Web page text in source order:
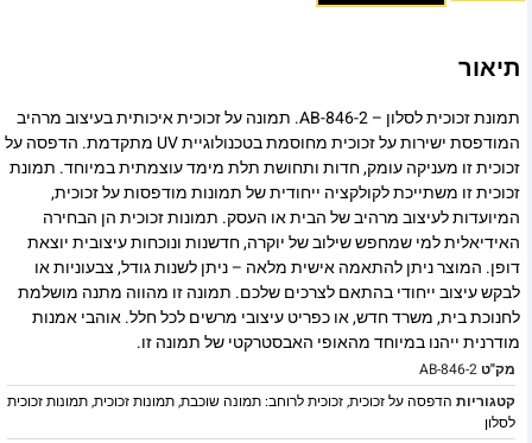
תיאור
תמונת זכוכית לסלון – AB-846-2. תמונה על זכוכית איכותית בעיצוב מרהיב
המודפסת ישירות על זכוכית מחוסמת בטכנולוגיית UV מתקדמת. הדפסה על
זכוכית זו מעניקה עומק, חדות ותחושת תלת מימד עוצמתית במיוחד. תמונת
זכוכית זו משתייכת לקולקציה ייחודית של תמונות מודפסות על זכוכית,
המיועדות לעיצוב מרהיב של הבית או העסק. תמונות זכוכית הן הבחירה
האידיאלית למי שמחפש שילוב של יוקרה, חדשנות ונוכחות עיצובית יוצאת
דופן. המוצר ניתן להתאמה אישית מלאה – ניתן לשנות גודל, צבעוניות או
לבקש עיצוב ייחודי בהתאם לצרכים שלכם. תמונה זו מהווה מתנה מושלמת
לחנוכת בית, משרד חדש, או כפריט עיצובי מרשים לכל חלל. אוהבי אמנות
מודרנית ייהנו במיוחד מהאופי האבסטרקטי של תמונה זו.
מק"טAB-846-2
קטגוריות הדפסה על זכוכית,זכוכית לרוחב: תמונה שוכבת,תמונות זכוכית,תמונות זכוכית
לסלון